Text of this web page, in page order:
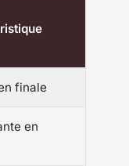
finale
en